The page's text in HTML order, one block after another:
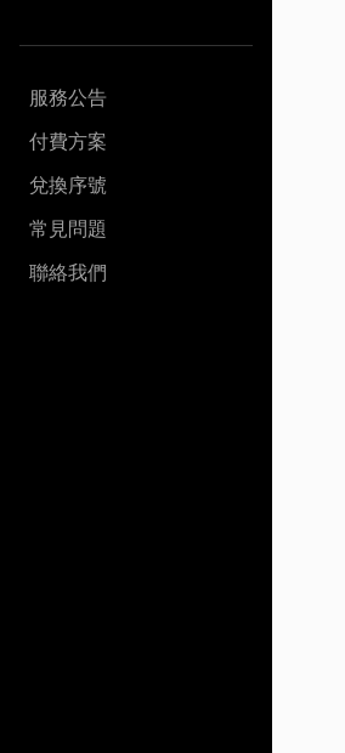
服務公告
付費方案
兌換序號
常見問題
聯絡我們